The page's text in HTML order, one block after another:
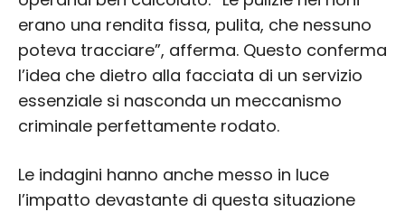
erano una rendita fissa, pulita, che nessuno
poteva tracciare”, afferma. Questo conferma
l’idea che dietro alla facciata di un servizio
essenziale si nasconda un meccanismo
criminale perfettamente rodato.
Le indagini hanno anche messo in luce
l’impatto devastante di questa situazione